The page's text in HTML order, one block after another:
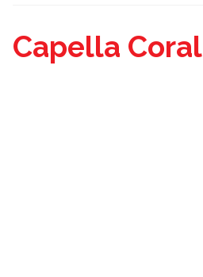
Capella Coral